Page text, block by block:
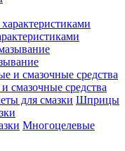
смазочные средства
Шприцы
Многоцелевые